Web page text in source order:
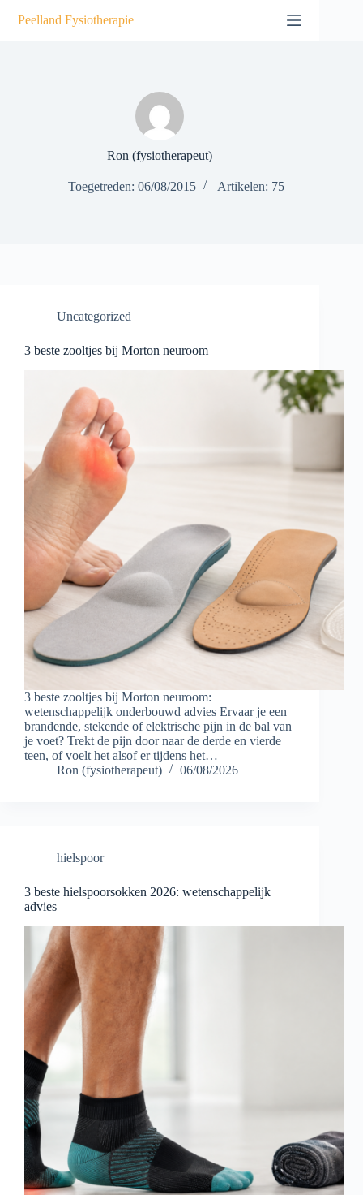
Peelland Fysiotherapie
Ron (fysiotherapeut)
Toegetreden: 06/08/2015 Artikelen: 75
Uncategorized
3 beste zooltjes bij Morton neuroom
3 beste zooltjes bij Morton neuroom:
wetenschappelijk onderbouwd advies Ervaar je een
brandende, stekende of elektrische pijn in de bal van
je voet? Trekt de pijn door naar de derde en vierde
teen, of voelt het alsof er tijdens het…
Ron (fysiotherapeut)
06/08/2026
hielspoor
3 beste hielspoorsokken 2026: wetenschappelijk
advies